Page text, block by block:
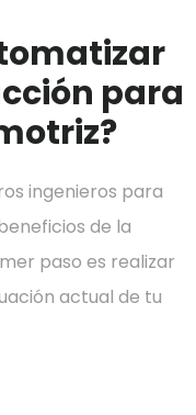
para
ingenieros para
de la
paso es realizar
actual de tu